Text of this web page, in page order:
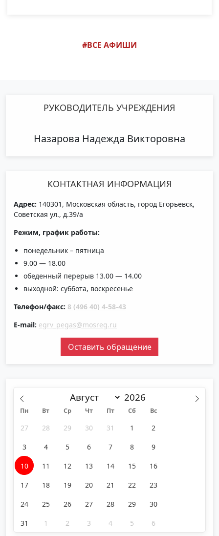
#ВСЕ АФИШИ
РУКОВОДИТЕЛЬ УЧРЕЖДЕНИЯ
Назарова Надежда Викторовна
КОНТАКТНАЯ ИНФОРМАЦИЯ
Адрес: 140301, Московская область, город Егорьевск,
Советская ул., д.39/а
Режим, график работы:
понедельник – пятница
9.00 — 18.00
обеденный перерыв 13.00 — 14.00
выходной: суббота, воскресенье
Телефон/факс: 8 (496 40) 4-58-43
E-mail: egrv_pegas@mosreg.ru
Оставить обращение
Пн Вт Ср Чт Пт Сб Вс
27 28 29 30 31 1 2
3 4 5 6 7 8 9
10 11 12 13 14 15 16
17 18 19 20 21 22 23
24 25 26 27 28 29 30
31 1 2 3 4 5 6